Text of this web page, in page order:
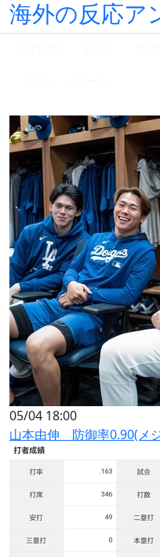
海外の反応ア
05/04 18:00
山本由伸 防御率0.90(メ